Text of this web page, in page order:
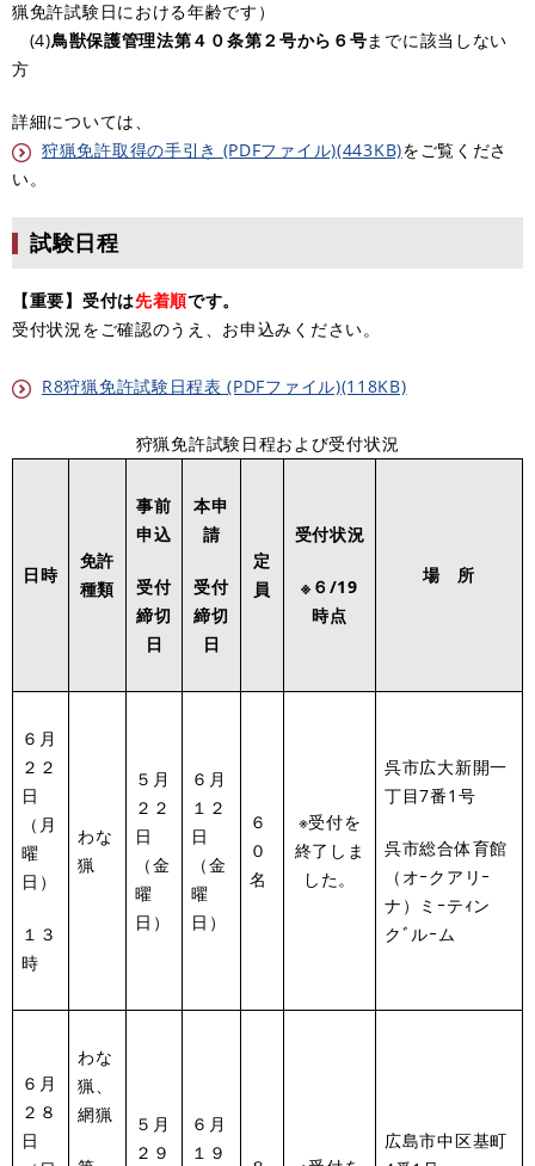
猟免許試験日における年齢です）
(4)鳥獣保護管理法第４０条第２号から６号までに該当しない
方
詳細については、
狩猟免許取得の手引き (PDFファイル)(443KB)をご覧くださ
い。
試験日程
【重要】受付は先着順です。
受付状況をご確認のうえ、お申込みください。
R8狩猟免許試験日程表 (PDFファイル)(118KB)
狩猟免許試験日程および受付状況
日時
免許
種類
事前
申込
受付
締切
日
本申
請
受付
締切
日
定
員
受付状況
※６/19
時点
場 所
６月
２２
日
（月
曜
日）
１３
時
わな
猟
５月
２２
日
（金
曜
日）
６月
１２
日
（金
曜
日）
６
０
名
※受付を
終了しま
した。
呉市広大新開一
丁目7番1号
呉市総合体育館
（オｰクアリｰ
ナ）ミｰテｨン
クﾞルｰム
６月
２８
日
わな
猟、
網猟
５月
２９
６月
１９
広島市中区基町